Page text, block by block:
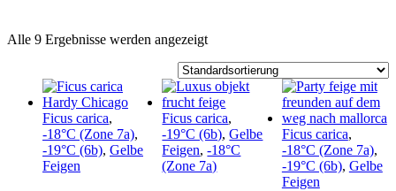
Alle 9 Ergebnisse werden angezeigt
Ficus carica,
-18°C (Zone 7a),
-19°C (6b), Gelbe
Feigen
Ficus carica,
-19°C (6b),Gelbe
Feigen,-18°C
(Zone 7a)
Ficus carica,
-18°C (Zone 7a),
-19°C (6b), Gelbe
Feigen